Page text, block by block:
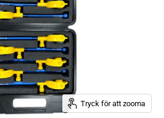
Tryck för att zooma